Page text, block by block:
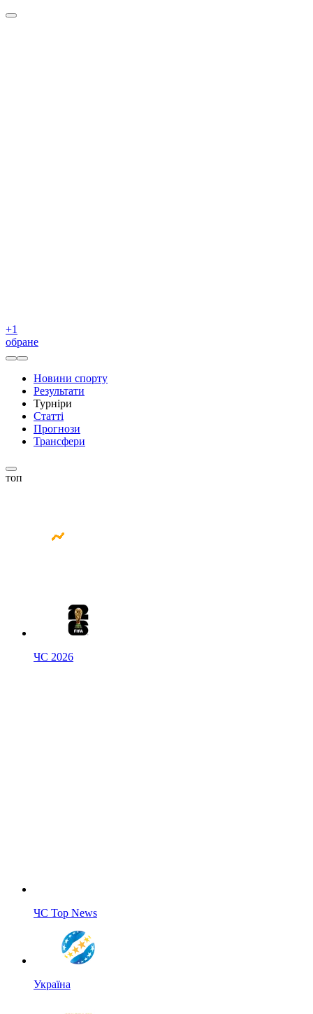
+1
обране
Новини спорту
Результати
Турніри
Статті
Прогнози
Трансфери
топ
ЧС 2026
ЧС Top News
Україна